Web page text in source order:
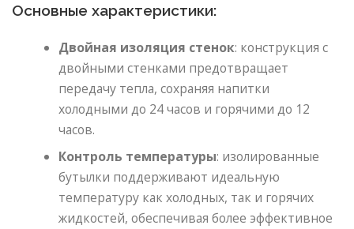
Основные характеристики:
Двойная изоляция стенок: конструкция с
двойными стенками предотвращает
передачу тепла, сохраняя напитки
холодными до 24 часов и горячими до 12
часов.
Контроль температуры: изолированные
бутылки поддерживают идеальную
температуру как холодных, так и горячих
жидкостей, обеспечивая более эффективное